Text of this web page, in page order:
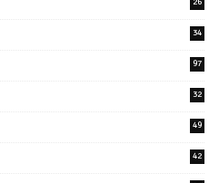
34
97
32
49
42